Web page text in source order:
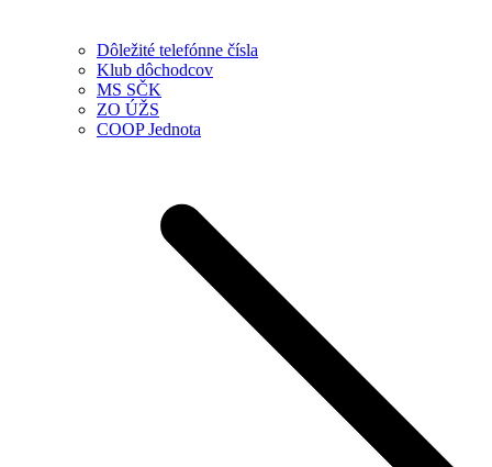
Dôležité telefónne čísla
Klub dôchodcov
MS SČK
ZO ÚŽS
COOP Jednota